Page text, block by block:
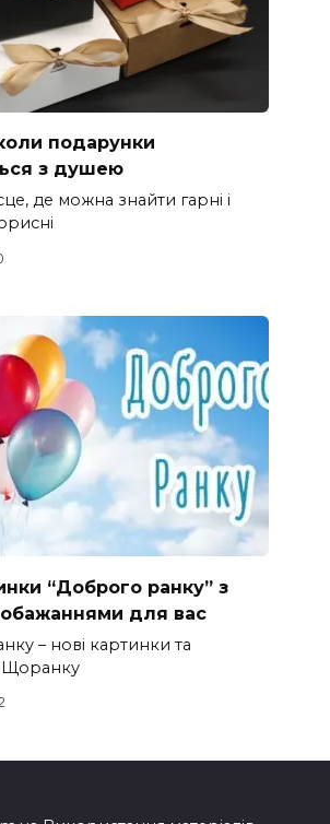
подарунки
з душею
де можна знайти гарні і
“Доброго ранку” з
для вас
– нові картинки та
Щоранку